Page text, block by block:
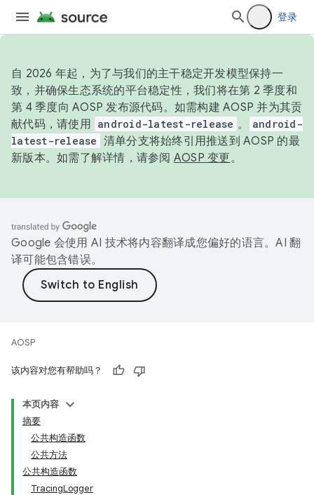
登录
自 2026 年起，为了与我们的主干稳定开发模型保持一
致，并确保生态系统的平台稳定性，我们将在第 2 季度和
第 4 季度向 AOSP 发布源代码。如需构建 AOSP 并为其贡
献代码，请使用 android-latest-release 。
android-
latest-release 清单分支将始终引用推送到 AOSP 的最
新版本。如需了解详情，请参阅 AOSP 变更。
Google 会使用 AI 技术将内容翻译成您偏好的语言。AI 翻
译可能包含错误。
AOSP
该内容对您有帮助吗？
本页内容
摘要
公共构造函数
公共方法
公共构造函数
TracingLogger